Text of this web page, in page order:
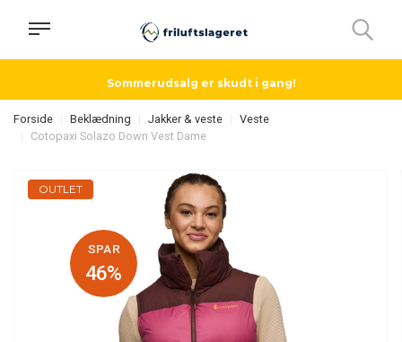
Sommerudsalg er skudt i gang!
Forside Beklædning Jakker & veste
Veste
Cotopaxi Solazo Down Vest Dame
OUTLET
SPAR
46%